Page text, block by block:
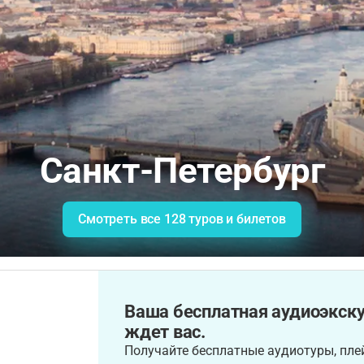
Санкт-Петербург
Смотреть все 128 туров и билетов
Ваша бесплатная
ждет вас.
Получайте бесплатные аудиотуры,